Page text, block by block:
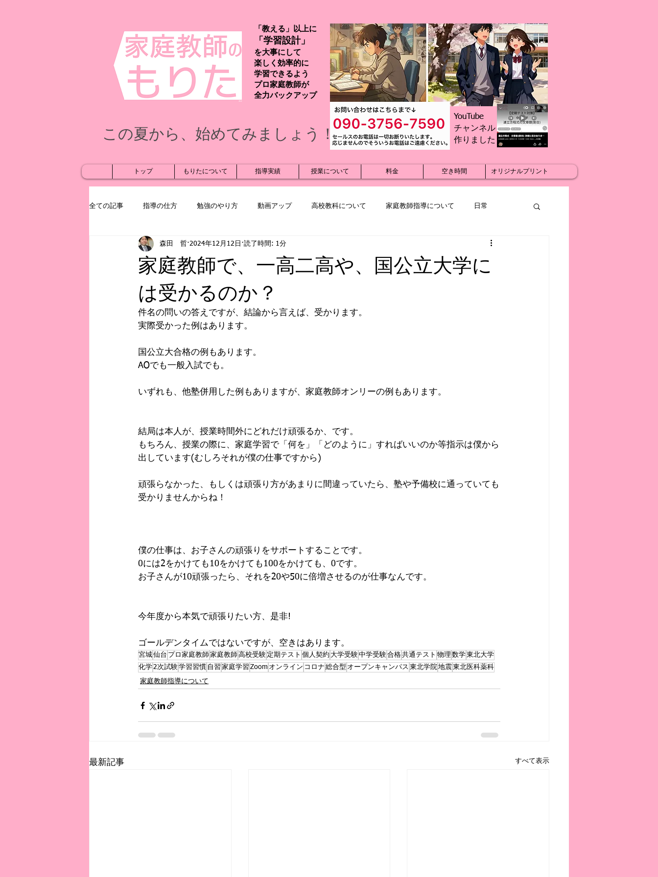
「教える」以上に
「学習設計」
を大事にして
楽しく効率的に
学習できるよう
プロ家庭教師が
​全力バックアップ
この夏から、始めてみましょう！
YouTube
チャンネル
​作りました
トップ もりたについて 指導実績 授業について 料金 空き時間 オリジナルプリント
全ての記事 指導の仕方 勉強のやり方 動画アップ 高校教科について 家庭教師指導について 日常
初記事 教育事情 ジ・アフター
家庭教師で、一高二高や、国公立大学に
は受かるのか？
森田 哲 2024年12月12日 読了時間: 1分
件名の問いの答えですが、結論から言えば、受かります。
実際受かった例はあります。
国公立大合格の例もあります。
AOでも一般入試でも。
いずれも、他塾併用した例もありますが、家庭教師オンリーの例もあります。
結局は本人が、授業時間外にどれだけ頑張るか、です。
もちろん、授業の際に、家庭学習で「何を」「どのように」すればいいのか等指示は僕から
出しています(むしろそれが僕の仕事ですから)
頑張らなかった、もしくは頑張り方があまりに間違っていたら、塾や予備校に通っていても
受かりませんからね！
僕の仕事は、お子さんの頑張りをサポートすることです。
0には2をかけても10をかけても100をかけても、0です。
お子さんが10頑張ったら、それを20や50に倍増させるのが仕事なんです。
今年度から本気で頑張りたい方、是非!
ゴールデンタイムではないですが、空きはあります。
宮城仙台 プロ家庭教師 家庭教師 高校受験 定期テスト 個人契約 大学受験中学受験合格共通テスト 物理 数学 東北大学
化学2次試験学習習慣 自習 家庭学習 Zoom オンライン コロナ 総合型 オープンキャンパス 東北学院地震 東北医科薬科
家庭教師指導について
最新記事 すべて表示